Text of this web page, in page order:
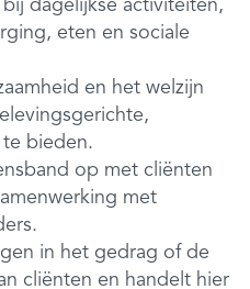
dagelijkse activiteiten,
eten en sociale
en het welzijn
bieden.
op met cliënten
met
in het gedrag of de
cliënten en handelt hier